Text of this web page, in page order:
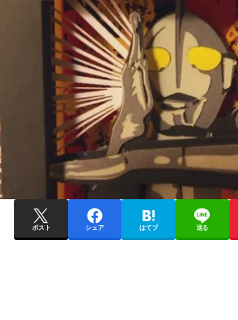
ポスト シェア はてブ 送る